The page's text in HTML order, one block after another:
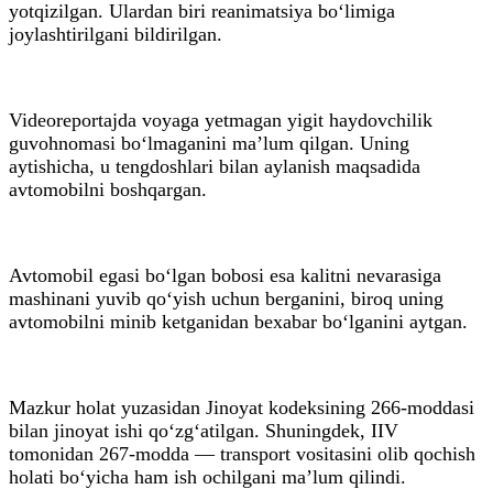
yotqizilgan. Ulardan biri reanimatsiya bo‘limiga
joylashtirilgani bildirilgan.
Videoreportajda voyaga yetmagan yigit haydovchilik
guvohnomasi bo‘lmaganini ma’lum qilgan. Uning
aytishicha, u tengdoshlari bilan aylanish maqsadida
avtomobilni boshqargan.
Avtomobil egasi bo‘lgan bobosi esa kalitni nevarasiga
mashinani yuvib qo‘yish uchun berganini, biroq uning
avtomobilni minib ketganidan bexabar bo‘lganini aytgan.
Mazkur holat yuzasidan Jinoyat kodeksining 266-moddasi
bilan jinoyat ishi qo‘zg‘atilgan. Shuningdek, IIV
tomonidan 267-modda — transport vositasini olib qochish
holati bo‘yicha ham ish ochilgani ma’lum qilindi.